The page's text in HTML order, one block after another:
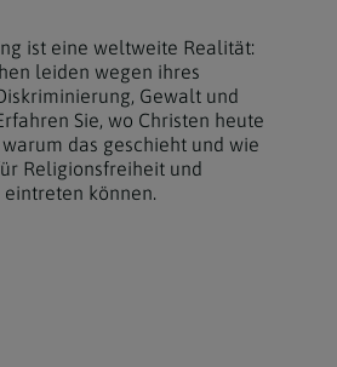
ist eine weltweite Realität:
leiden wegen ihres
Gewalt und
Sie, wo Christen heute
das geschieht und wie
Religionsfreiheit und
können.